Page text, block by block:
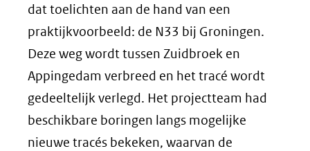
dat toelichten aan de hand van een
praktijkvoorbeeld: de N33 bij Groningen.
Deze weg wordt tussen Zuidbroek en
Appingedam verbreed en het tracé wordt
gedeeltelijk verlegd. Het projectteam had
beschikbare boringen langs mogelijke
nieuwe tracés bekeken, waarvan de